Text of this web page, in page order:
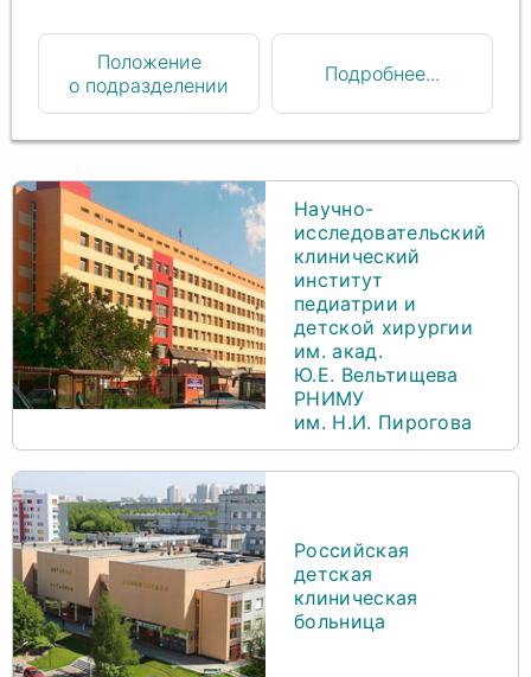
Положение
о подразделении
Подробнее...
Научно-
исследовательский
клинический
институт
педиатрии и
детской хирургии
им. акад.
Ю.Е. Вельтищева
РНИМУ
им. Н.И. Пирогова
Российская
детская
клиническая
больница